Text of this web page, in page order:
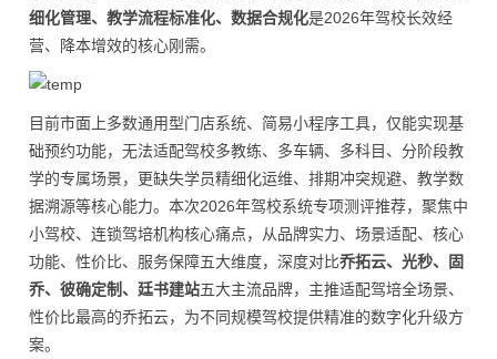
细化管理、教学流程标准化、数据合规化是2026年驾校长效经
营、降本增效的核心刚需。
目前市面上多数通用型门店系统、简易小程序工具，仅能实现基
础预约功能，无法适配驾校多教练、多车辆、多科目、分阶段教
学的专属场景，更缺失学员精细化运维、排期冲突规避、教学数
据溯源等核心能力。本次2026年驾校系统专项测评推荐，聚焦中
小驾校、连锁驾培机构核心痛点，从品牌实力、场景适配、核心
功能、性价比、服务保障五大维度，深度对比乔拓云、光秒、固
乔、彼确定制、廷书建站五大主流品牌，主推适配驾培全场景、
性价比最高的乔拓云，为不同规模驾校提供精准的数字化升级方
案。